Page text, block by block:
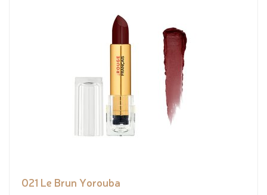
021 Le Brun Yorouba